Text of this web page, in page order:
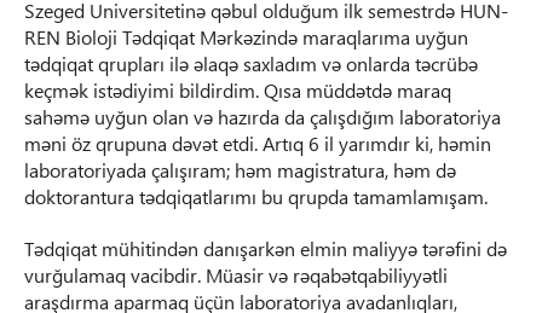
Szeged Universitetinə qəbul olduğum ilk semestrdə HUN-
REN Bioloji Tədqiqat Mərkəzində maraqlarıma uyğun
tədqiqat qrupları ilə əlaqə saxladım və onlarda təcrübə
keçmək istədiyimi bildirdim. Qısa müddətdə maraq
sahəmə uyğun olan və hazırda da çalışdığım laboratoriya
məni öz qrupuna dəvət etdi. Artıq 6 il yarımdır ki, həmin
laboratoriyada çalışıram; həm magistratura, həm də
doktorantura tədqiqatlarımı bu qrupda tamamlamışam.
Tədqiqat mühitindən danışarkən elmin maliyyə tərəfini də
vurğulamaq vacibdir. Müasir və rəqabətqabiliyyətli
araşdırma aparmaq üçün laboratoriya avadanlıqları,